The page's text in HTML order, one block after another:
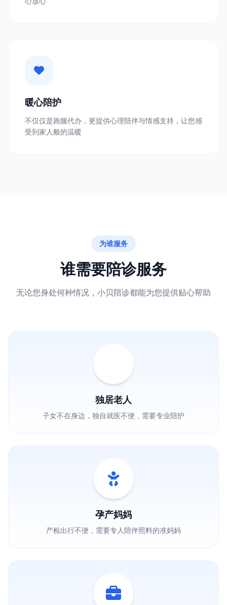
暖心陪护
不仅仅是跑腿代办，更提供心理陪伴与情感支持，让您感
受到家人般的温暖
为谁服务
谁需要陪诊服务
无论您身处何种情况，小贝陪诊都能为您提供贴心帮助
独居老人
子女不在身边，独自就医不便，需要专业陪护
孕产妈妈
产检出行不便，需要专人陪伴照料的准妈妈